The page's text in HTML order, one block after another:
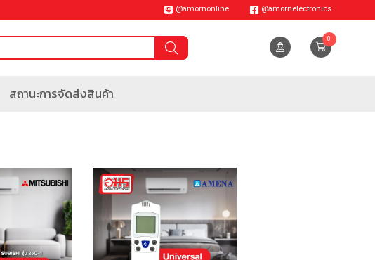
0
@amornonline @amornelectronics
สถานะการจัดส่งสินค้า